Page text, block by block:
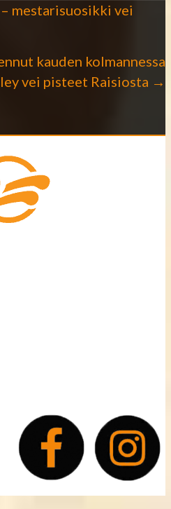
mestarisuosikki vei
kauden kolmannessa
vei pisteet Raisiosta →